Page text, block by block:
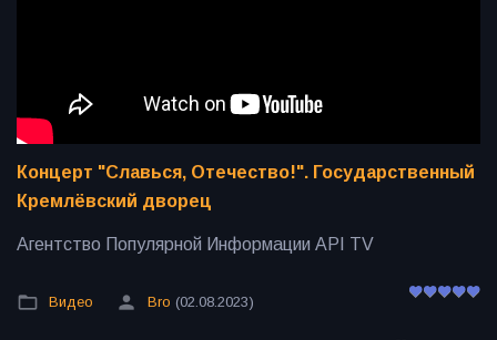
Концерт "Славься, Отечество!". Государственный
Кремлёвский дворец
Агентство Популярной Информации API TV
Видео Bro (02.08.2023)